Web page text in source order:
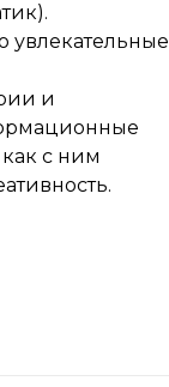
увлекательные
и
с ним